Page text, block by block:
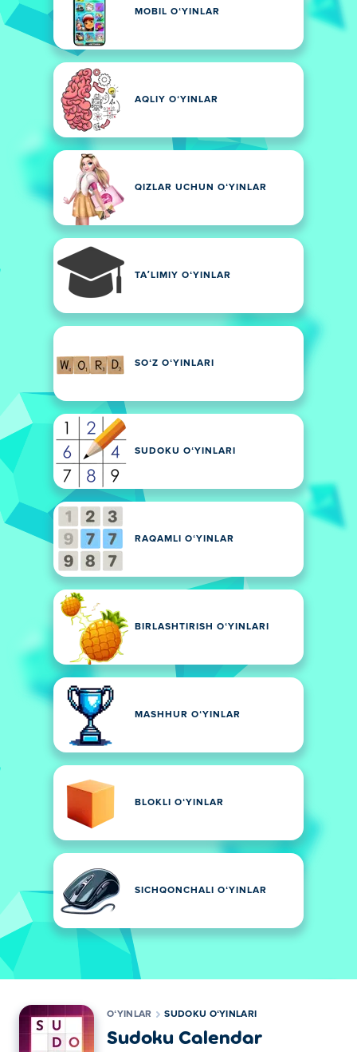
MOBIL OʻYINLAR
AQLIY OʻYINLAR
QIZLAR UCHUN OʻYINLAR
TAʼLIMIY OʻYINLAR
SOʻZ OʻYINLARI
SUDOKU OʻYINLARI
RAQAMLI OʻYINLAR
BIRLASHTIRISH OʻYINLARI
MASHHUR OʻYINLAR
BLOKLI OʻYINLAR
SICHQONCHALI OʻYINLAR
OʻYINLAR SUDOKU OʻYINLARI
Sudoku Calendar